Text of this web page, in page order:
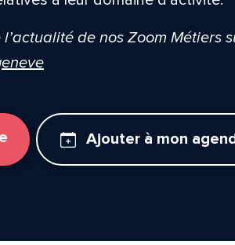
de nos Zoom Métiers
Ajouter à mon